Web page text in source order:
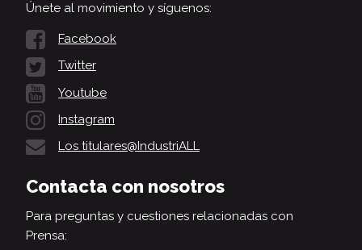
Únete al movimiento y síguenos:
Facebook
Twitter
Youtube
Instagram
Los titulares@IndustriALL
Contacta con nosotros
Para preguntas y cuestiones relacionadas con
Prensa: